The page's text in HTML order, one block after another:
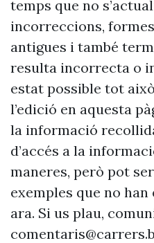
temps que no
incorreccions,
antigues i també
resulta incorrecta o
estat possible tot
l’edició en aquesta
la informació
d’accés a la
maneres, però pot
exemples que no
ara. Si us plau,